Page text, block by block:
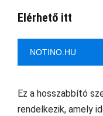
Elérhető itt
NOTINO.HU
Ez a hosszabbító
rendelkezik, amely